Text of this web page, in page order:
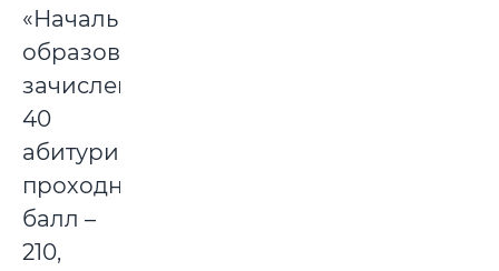
«Начальное
образование»
зачислено
40
абитуриентов,
проходной
балл –
210,